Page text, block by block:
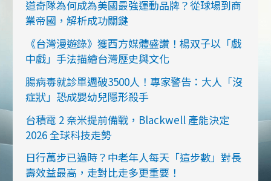
道奇隊為何成為美國最強運動品牌？從球場到商
業帝國，解析成功關鍵
《台灣漫遊錄》獲西方媒體盛讚！楊双子以「戲
中戲」手法描繪台灣歷史與文化
腸病毒就診單週破3500人！專家警告：大人「沒
症狀」恐成嬰幼兒隱形殺手
台積電 2 奈米提前備戰，Blackwell 產能決定
2026 全球科技走勢
日行萬步已過時？中老年人每天「這步數」對長
壽效益最高，走對比走多更重要！